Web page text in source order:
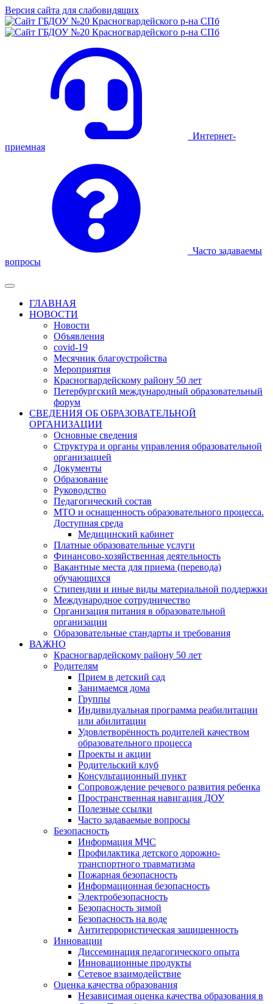
Версия сайта для слабовидящих
Интернет-
приемная
Часто задаваемы
вопросы
ГЛАВНАЯ
НОВОСТИ
Новости
Объявления
covid-19
Месячник благоустройства
Мероприятия
Красногвардейскому району 50 лет
Петербургский международный образовательный
форум
СВЕДЕНИЯ ОБ ОБРАЗОВАТЕЛЬНОЙ
ОРГАНИЗАЦИИ
Основные сведения
Структура и органы управления образовательной
организацией
Документы
Образование
Руководство
Педагогический состав
МТО и оснащенность образовательного процесса.
Доступная среда
Медицинский кабинет
Платные образовательные услуги
Финансово-хозяйственная деятельность
Вакантные места для приема (перевода)
обучающихся
Стипендии и иные виды материальной поддержки
Международное сотрудничество
Организация питания в образовательной
организации
Образовательные стандарты и требования
ВАЖНО
Красногвардейскому району 50 лет
Родителям
Прием в детский сад
Занимаемся дома
Группы
Индивидуальная программа реабилитации
или абилитации
Удовлетворённость родителей качеством
образовательного процесса
Проекты и акции
Родительский клуб
Консультационный пункт
Сопровождение речевого развития ребенка
Пространственная навигация ДОУ
Полезные ссылки
Часто задаваемые вопросы
Безопасность
Информация МЧС
Профилактика детского дорожно-
транспортного травматизма
Пожарная безопасность
Информационная безопасность
Электробезопасность
Безопасность зимой
Безопасность на воде
Антитеррористическая защищенность
Инновации
Диссеминация педагогического опыта
Инновационные продукты
Сетевое взаимодействие
Оценка качества образования
Независимая оценка качества образования в